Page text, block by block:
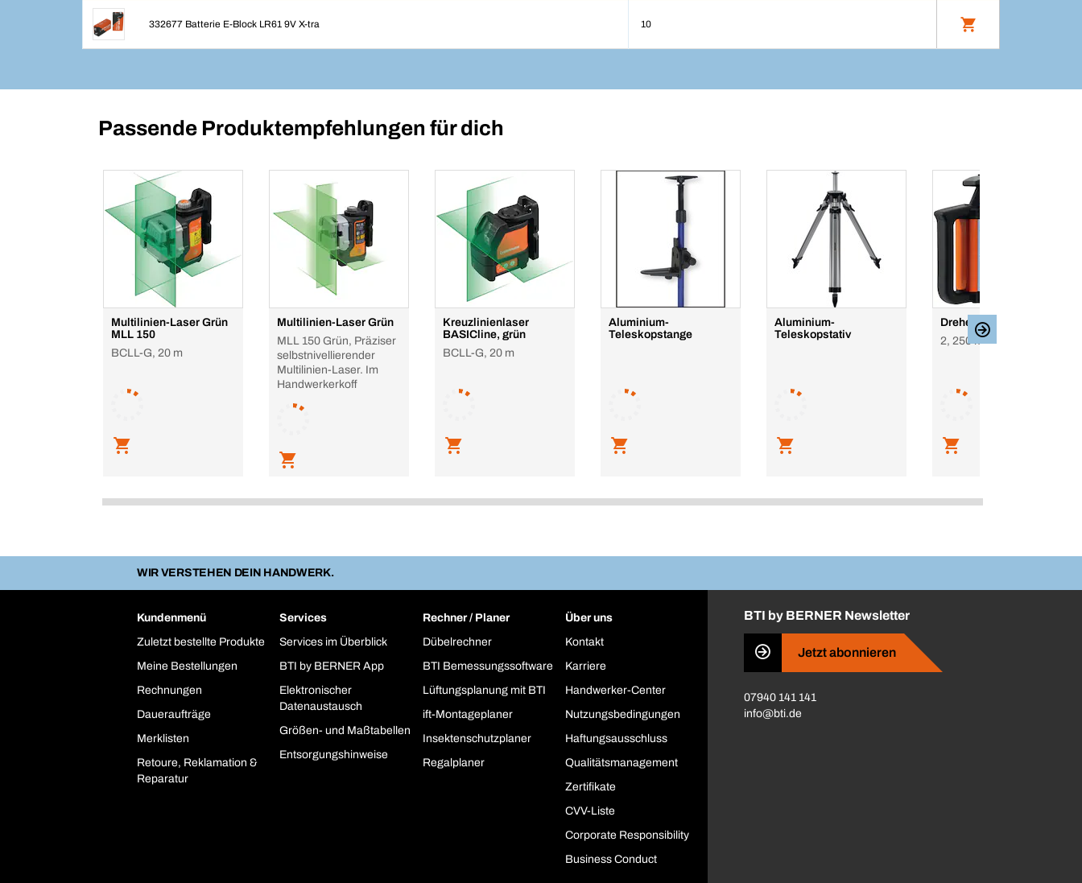
332677 Batterie E-Block LR61 9V X-tra 10
Passende Produktempfehlungen für dich
Multilinien-Laser Grün
MLL 150
BCLL-G, 20 m
Multilinien-Laser Grün
MLL 150 Grün, Präziser
selbstnivellierender
Multilinien-Laser. Im
Handwerkerkoff
Kreuzlinienlaser
BASICline, grün
BCLL-G, 20 m
Aluminium-
Teleskopstange
Aluminium-
Teleskopstativ
Drehender Laser BRLR
2, 250 m, 600 U/min
WIR VERSTEHEN DEIN HANDWERK.
Kundenmenü
Zuletzt bestellte Produkte
Meine Bestellungen
Rechnungen
Daueraufträge
Merklisten
Retoure, Reklamation &
Reparatur
Services
Services im Überblick
BTI by BERNER App
Elektronischer
Datenaustausch
Größen- und Maßtabellen
Entsorgungshinweise
Rechner / Planer
Dübelrechner
BTI Bemessungssoftware
Lüftungsplanung mit BTI
ift-Montageplaner
Insektenschutzplaner
Regalplaner
Über uns
Kontakt
Karriere
Handwerker-Center
Nutzungsbedingungen
Haftungsausschluss
Qualitätsmanagement
Zertifikate
CVV-Liste
Corporate Responsibility
Business Conduct
BTI by BERNER Newsletter
Jetzt abonnieren
07940 141 141
info@bti.de